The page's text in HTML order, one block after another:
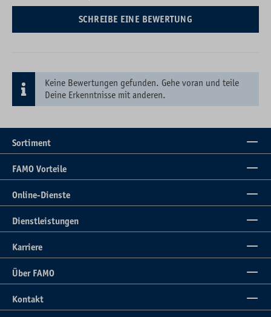
SCHREIBE EINE BEWERTUNG
Keine Bewertungen gefunden. Gehe voran und teile
Deine Erkenntnisse mit anderen.
Sortiment
FAMO Vorteile
Online-Dienste
Dienstleistungen
Karriere
Über FAMO
Kontakt